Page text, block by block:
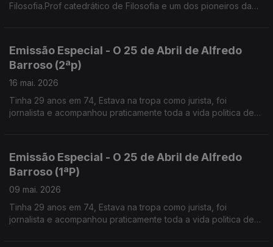
Filosofia.Prof catedrático de Filosofia e um dos pioneiros da
Emissão Especial - O 25 de Abril de Alfredo
Barroso (2ªp)
16 mai. 2026
Tinha 29 anos em 74, Estava na tropa como jurista, foi
jornalista e acompanhou praticamente toda a vida politica de
Emissão Especial - O 25 de Abril de Alfredo
Barroso (1ªP)
09 mai. 2026
Tinha 29 anos em 74, Estava na tropa como jurista, foi
jornalista e acompanhou praticamente toda a vida politica de